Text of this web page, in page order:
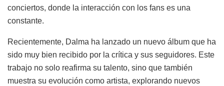
conciertos, donde la interacción con los fans es una
constante.
Recientemente, Dalma ha lanzado un nuevo álbum que ha
sido muy bien recibido por la crítica y sus seguidores. Este
trabajo no solo reafirma su talento, sino que también
muestra su evolución como artista, explorando nuevos